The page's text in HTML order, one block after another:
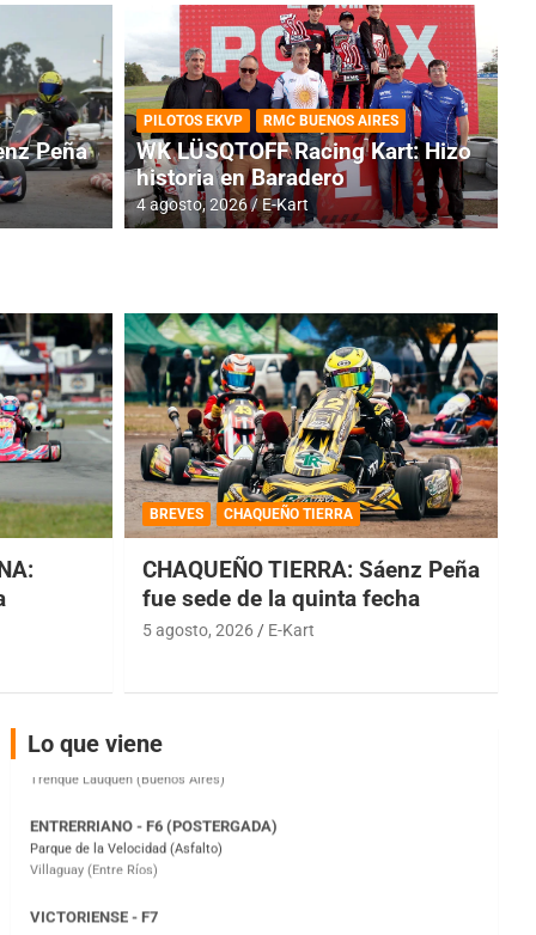
RMC BUENOS AIRES
Cerró una jornada
Peña
PILOTOS EKVP RMC BUENOS AIRES
WK LÜSQTOFF Racing Kart: Hizo
historia en Baradero
4 agosto, 2026 E-Kart
BREVES CHAQUEÑO TIERRA
CHAQUEÑO TIERRA: Sáenz Peña
fue sede de la quinta fecha
5 agosto, 2026 E-Kart
Lo que viene
COBERTURA ESPECIAL DE E-KART.COM.AR
08/09-AGO
IAME SERIES ARGENTINA 6
Baradero (Buenos Aires)
Ciudad de Trenque Lauquen (Asfalto)
Villaguay (Entre Ríos)
El Cerro (Tierra)
Victoria (Entre Ríos)
Moto Club Reginense (Tierra)